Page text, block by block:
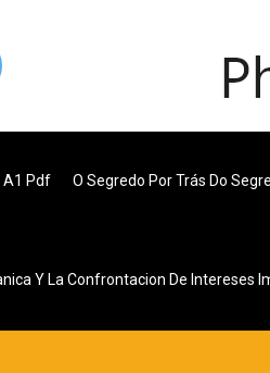
A1 Pdf O Segredo Por Trás Do
Y La Confrontacion De Intereses